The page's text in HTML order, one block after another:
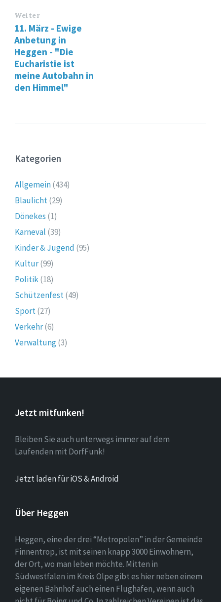
Weiter
11. März - Ewige
Anbetung in
Heggen - "Die
Eucharistie ist
meine Autobahn in
den Himmel"
Kategorien
Allgemein(434)
Blaulicht(29)
Dönekes (1)
Karneval (39)
Kinder & Jugend (95)
Kultur(99)
Politik(18)
Schützenfest(49)
Sport(27)
Verkehr(6)
Verwaltung(3)
Jetzt mitfunken!
Bleiben Sie auch unterwegs immer auf dem
Laufenden mit DorfFunk!
Jetzt laden für iOS & Android
Über Heggen
Heggen, eine der drei “Metropolen” in der Gemeinde
Finnentrop, ist mit seinen knapp 3000 Einwohnern,
der Ort, wo man leben möchte. Mitten in
Südwestfalen im Kreis Olpe gibt es hier neben einem
eigenen Bahnhof auch einen Flughafen, wenn auch